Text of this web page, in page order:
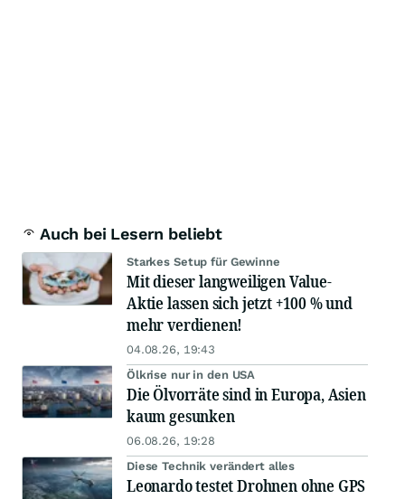
Auch bei Lesern beliebt
Starkes Setup für Gewinne
Mit dieser langweiligen Value-
Aktie lassen sich jetzt +100 % und
mehr verdienen!
04.08.26, 19:43
Ölkrise nur in den USA
Die Ölvorräte sind in Europa, Asien
kaum gesunken
06.08.26, 19:28
Diese Technik verändert alles
Leonardo testet Drohnen ohne GPS